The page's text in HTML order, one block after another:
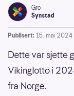
Gro
Synstad
Publisert: 15. mai 2024
Dette var sjette
Vikinglotto i
fra Norge.